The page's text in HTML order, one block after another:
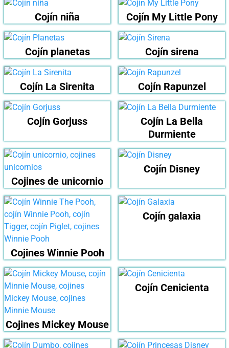
Cojín niña Cojín My Little Pony
Cojín planetas Cojín sirena
Cojín La Sirenita Cojín Rapunzel
Cojín Gorjuss
Cojín La Bella
Durmiente
Cojines de unicornio
Cojín Disney
Cojines Winnie Pooh
Cojín galaxia
Cojines Mickey Mouse
Cojín Cenicienta